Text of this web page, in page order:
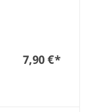
7,90 €*